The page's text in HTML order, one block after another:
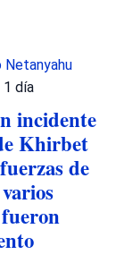
Netanyahu
1 día
incidente
Khirbet
de